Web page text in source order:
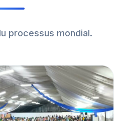
processus mondial.